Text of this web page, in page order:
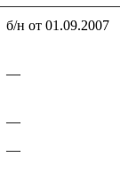
б/н от 01.09.2007
—
—
—